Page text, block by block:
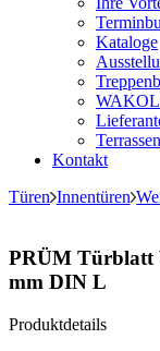
Kataloge
Kontakt
Türen Innentüren
PRÜM Türblatt
mm DIN L
Produktdetails